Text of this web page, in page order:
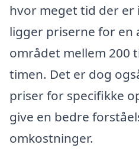
hvor meget tid der er
ligger priserne for en
området mellem 200
timen. Det er dog
priser for specifikke
give en bedre
omkostninger.